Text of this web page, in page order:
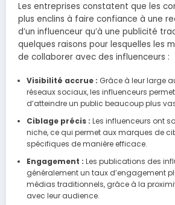
Les entreprises constatent que les
plus enclins à faire confiance à une
d’un influenceur qu’à une publicité
quelques raisons pour lesquelles les
de collaborer avec des influenceurs :
Visibilité accrue : Grâce à leur large
réseaux sociaux, les influenceurs
d’atteindre un public beaucoup plus
Ciblage précis : Les influenceurs ont
niche, ce qui permet aux marques de
spécifiques de manière efficace.
Engagement : Les publications des
généralement un taux d’engagement
médias traditionnels, grâce à la
avec leur audience.